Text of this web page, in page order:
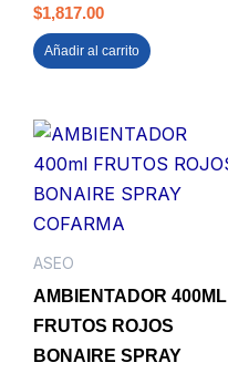
$1,817.00
Añadir al carrito
ASEO
AMBIENTADOR 400ML
FRUTOS ROJOS
BONAIRE SPRAY